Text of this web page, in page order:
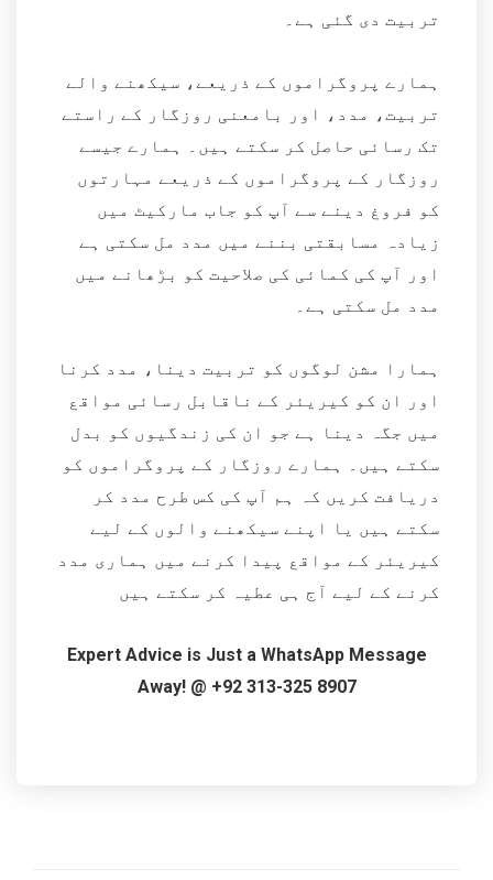
تربیت دی گئی ہے۔
ہمارے پروگراموں کے ذریعے، سیکھنے والے
تربیت، مدد، اور بامعنی روزگار کے راستے
تک رسائی حاصل کر سکتے ہیں۔ ہمارے جیسے
روزگار کے پروگراموں کے ذریعے مہارتوں
کو فروغ دینے سے آپ کو جاب مارکیٹ میں
زیادہ مسابقتی بننے میں مدد مل سکتی ہے
اور آپ کی کمائی کی صلاحیت کو بڑھانے میں
مدد مل سکتی ہے۔
ہمارا مشن لوگوں کو تربیت دینا، مدد کرنا
اور ان کو کیریئر کے ناقابل رسائی مواقع
میں جگہ دینا ہے جو ان کی زندگیوں کو بدل
سکتے ہیں۔ ہمارے روزگار کے پروگراموں کو
دریافت کریں کہ ہم آپ کی کس طرح مدد کر
سکتے ہیں یا اپنے سیکھنے والوں کے لیے
کیریئر کے مواقع پیدا کرنے میں ہماری مدد
کرنے کے لیے آج ہی عطیہ کر سکتے ہیں
Expert Advice is Just a WhatsApp Message
Away! @ +92 313-325 8907